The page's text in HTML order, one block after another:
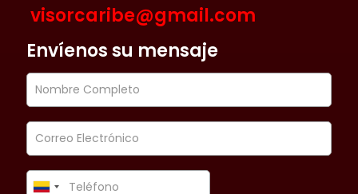
visorcaribe@gmail.com
Envíenos su mensaje